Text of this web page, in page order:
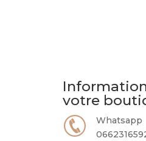
votre
Whatsapp